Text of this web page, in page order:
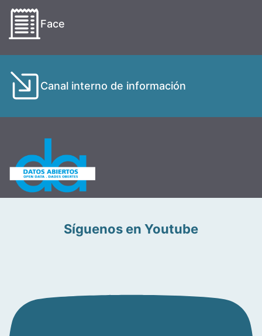
Face
Canal interno de información
Síguenos en Youtube